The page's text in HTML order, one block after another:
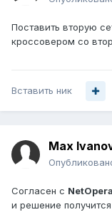
Поставить вторую
кроссовером со
Вставить ник
Max
Согласен с
и решение